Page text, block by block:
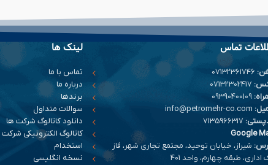
تماس
Google
شیراز، خیابان توحید، مجتمع تجاری شهر، فاز
اداری، طبقه چهارم، واحد 401
لینک ها
تماس با ما
درباره ما
برندها
سوالات متداول
دانلود کاتالوگ شرکت ها
کاتالوگ الکترونیکی شرکت
استخدام
نسخه انگلیسی